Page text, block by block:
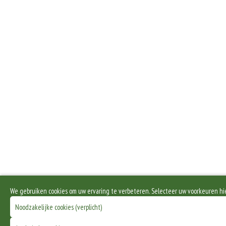
We gebruiken cookies om uw ervaring te verbeteren. Selecteer uw voorkeuren
Noodzakelijke cookies (verplicht)